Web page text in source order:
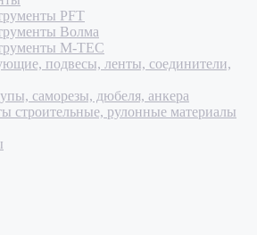
PFT
Волма
M-TEC
подвесы, ленты, соединители,
саморезы, дюбеля, анкера
строительные, рулонные материалы